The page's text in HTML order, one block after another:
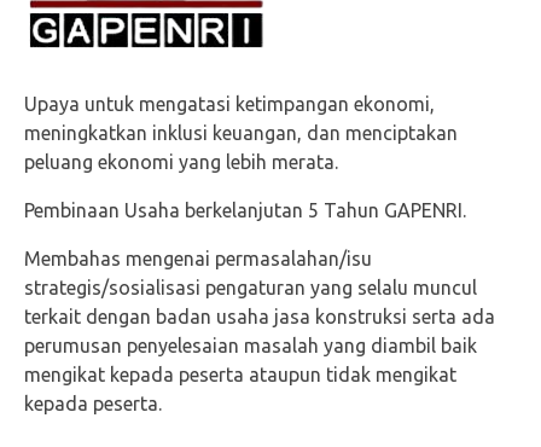
Upaya untuk mengatasi ketimpangan ekonomi,
meningkatkan inklusi keuangan, dan menciptakan
peluang ekonomi yang lebih merata.
Pembinaan Usaha berkelanjutan 5 Tahun GAPENRI.
Membahas mengenai permasalahan/isu
strategis/sosialisasi pengaturan yang selalu muncul
terkait dengan badan usaha jasa konstruksi serta ada
perumusan penyelesaian masalah yang diambil baik
mengikat kepada peserta ataupun tidak mengikat
kepada peserta.